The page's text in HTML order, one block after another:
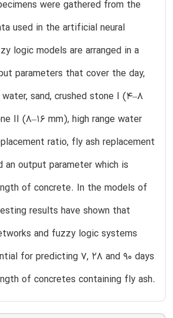
were gathered from the
used in the artificial neural
logic models are arranged in a
parameters that cover the day,
sand, crushed stone I (4–8
II (8–16 mm), high range water
ratio, fly ash replacement
an output parameter which is
of concrete. In the models of
results have shown that
and fuzzy logic systems
for predicting 7, 28 and 90 days
of concretes containing fly ash.